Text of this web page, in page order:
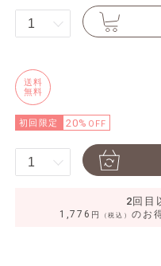
初回限定 20% OFF
送料
無料
2回目
1,776 円 （税込） のお